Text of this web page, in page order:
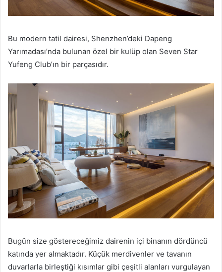
Bu modern tatil dairesi, Shenzhen’deki Dapeng
Yarımadası’nda bulunan özel bir kulüp olan Seven Star
Yufeng Club’ın bir parçasıdır.
Bugün size göstereceğimiz dairenin içi binanın dördüncü
katında yer almaktadır. Küçük merdivenler ve tavanın
duvarlarla birleştiği kısımlar gibi çeşitli alanları vurgulayan